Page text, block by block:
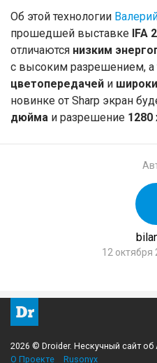
Об этой технологии
прошедшей выставке IFA
отличаются низким
с высоким разрешением, а
цветопередачей и
новинке от Sharp экран
дюйма и разрешение 1280
12 октября
2026 © Droider. Нескучный сайт об
О Проекте
Rusonyx